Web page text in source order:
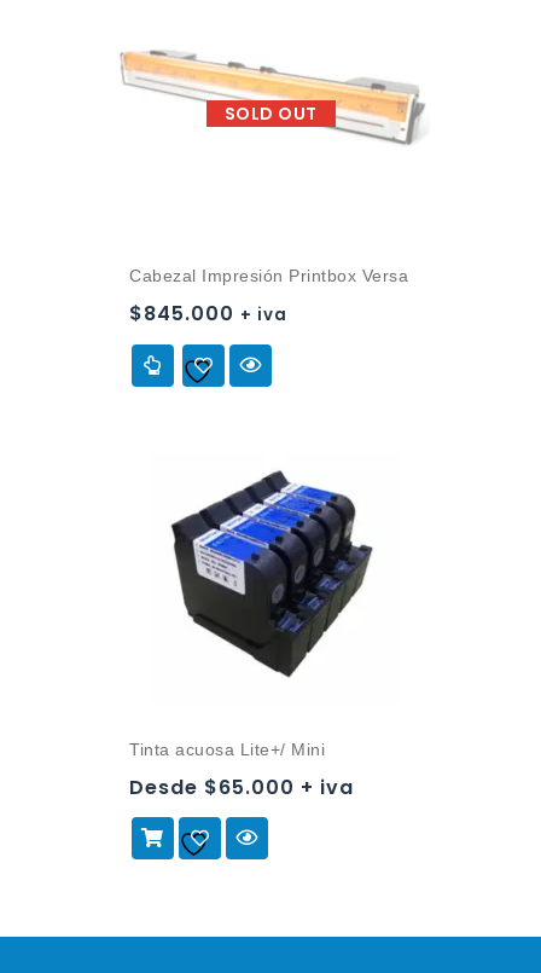
SOLD OUT
Cabezal Impresión Printbox Versa
$845.000 + iva
Tinta acuosa Lite+/ Mini
Desde $65.000 + iva